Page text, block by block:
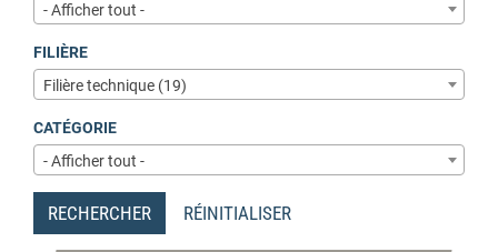
- Afficher tout -
FILIÈRE
Filière technique (19)
CATÉGORIE
- Afficher tout -
RECHERCHER RÉINITIALISER